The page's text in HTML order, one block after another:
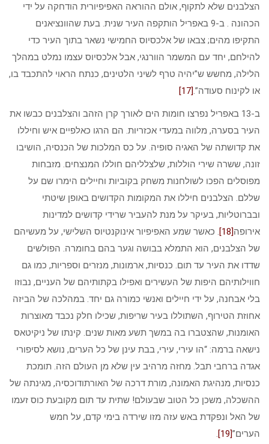
הצלבנים שלא לתקוף, אולם ההוראה האפיפיורית הודחקה על ידי
הכהונה . ב-9 באפריל הותקפה העיר שנית. בעת שהוונציאנים
התקיפו מהים; צבאו של אלכסיוס החמישי נשאר בתוך העיר כדי
להילחם, יחד עם המשמר הוורנגי, אבל אלכסיוס עצמו נמלט במהלך
הלילה, מחשש ש”יהיה טרף לשיני הלטינים, כנתח הראוי להתכבד בו,
או לקינוח סעודה”.[17]
ב-13 באפריל נפרצו חומות הים לאורך קרן הזהב והצלבנים כבשו את
העיר בסערה, מלווה במעדי אכזריות. הם הרגו כאלפיים איש וחיללו
את קדושתה של האגיה סופיה. על כס המלכות של הכנסיה, הושיבו
זונה, ששרה שירי הוללות, שלצלליהם חוללו המנצחים. מזבחות
מפוסלים הפכו לשולחנות משחק בקוביות וחיילים הימרו שם על
שללם. הצלבנים חיללו את המקומות הקדושים באופן שיטתי
ובברוטליות, בעיקר על מנת להעביר שרידי קדושים למדינות
אירופה[18]
. כאשר שמע האפיפיור אינוקנטיוס השלישי, על מעשיהם
של הצלבנים, הוא התמלא בבושה וגער בהם בחומרה. הפולשים
שדדו את העיר עד תום. כנסיות, ארמונות, מנזרים וספריות, כמו גם
חווילותיהם היפות של העשירים ואפילו בקתותיהם של העניים, נבוזו
בלי אבחנה, על ידי חיילים ואנשי כמורה גם יחד. במהלכה של הביזה
אחוזת הטירוף, השתוללו בעיר שריפות, שכילו חלק נכבד מאוצרות
האומנות, שהצטברו בה במשך תשע מאות שנים. קינתו של ניקיטאס
נישאה ברמה: “הו עירי, עירי, בבת עינן של כל הערים, נושא לסיפורי
אגדה ברחבי תבל. מחזה מרהיב עין שלא מן העולם הזה. תומכת
כנסיות, מנהיגת האמונה, מורת דרכה של האורתודוכסיה, מגינתה של
ההשכלה, משכן כל הטוב שבעולם! שתית עד תום מקובעת כוס זעמו
של האל ונפקדת באש עזה מזו שירדה בימי קדם, על חמש
הערים”[19]
.